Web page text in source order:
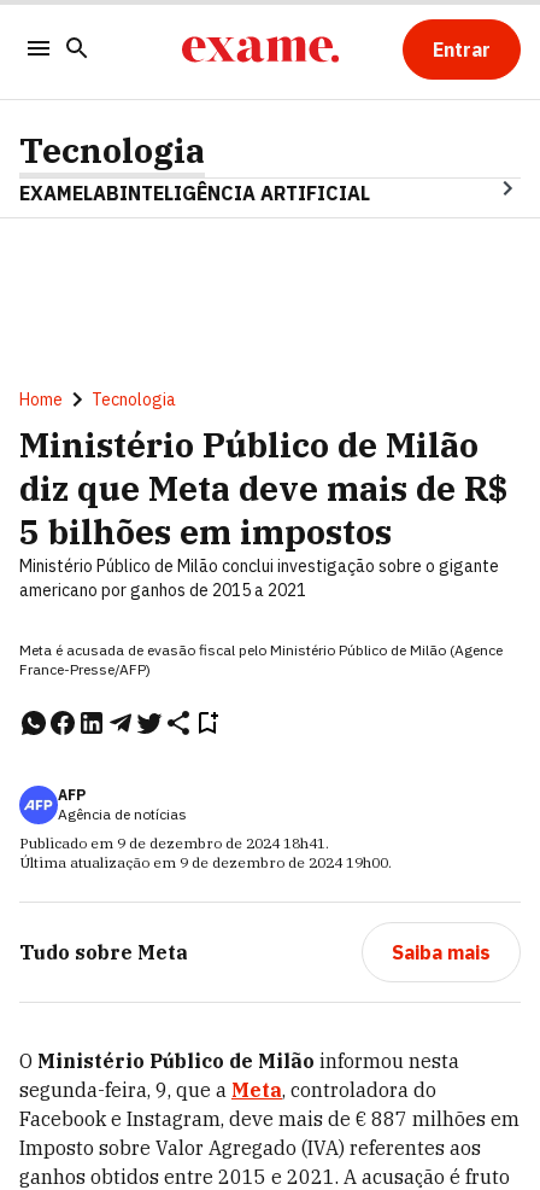
Entrar
Tecnologia
EXAMELABINTELIGÊNCIA ARTIFICIAL
Home Tecnologia
Ministério Público de Milão
diz que Meta deve mais de R$
5 bilhões em impostos
Ministério Público de Milão conclui investigação sobre o gigante
americano por ganhos de 2015 a 2021
Meta é acusada de evasão fiscal pelo Ministério Público de Milão (Agence
France-Presse/AFP)
AFP
Agência de notícias
Publicado em 9 de dezembro de 2024 18h41.
Última atualização em 9 de dezembro de 2024 19h00.
Tudo sobre Meta Saiba mais
O Ministério Público de Milão informou nesta
segunda-feira, 9, que a Meta, controladora do
Facebook e Instagram, deve mais de € 887 milhões em
Imposto sobre Valor Agregado (IVA) referentes aos
ganhos obtidos entre 2015 e 2021. A acusação é fruto